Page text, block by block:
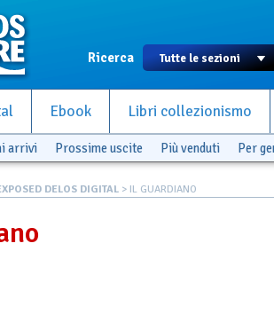
Ricerca
Ebook Libri collezionismo
arrivi Prossime uscite Più venduti Per
DELOS DIGITAL > IL GUARDIANO